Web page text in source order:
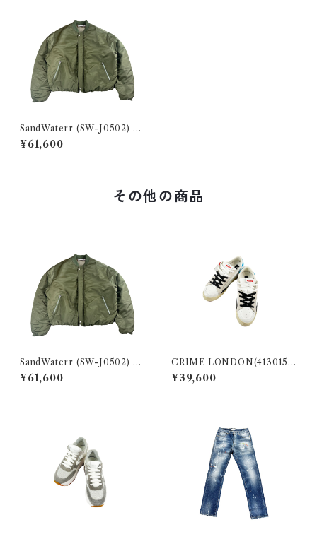
SandWaterr (SW-J0502) RE
SEARCHED PADDED BLO
USON / NYLON SATIN O
¥61,600
その他の商品
SandWaterr (SW-J0502) RE
SEARCHED PADDED BLO
USON / NYLON SATIN O
¥61,600
CRIME LONDON(4130156
4011)DISTRESSED
¥39,600